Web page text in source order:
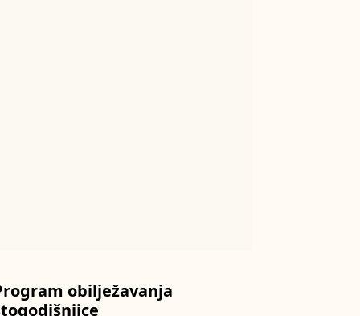
obilježavanja